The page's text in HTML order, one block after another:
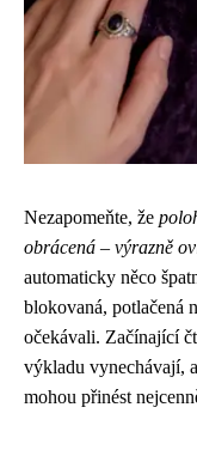
Nezapomeňte, že
obrácená – výrazně
automaticky něco
blokovaná, potlačená
očekávali. Začínající
výkladu vynechávají,
mohou přinést